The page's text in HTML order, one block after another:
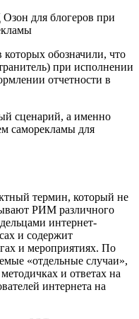
обозначили, что
при исполнении
отчетности в
сценарий, а именно
саморекламы для
термин, который не
РИМ различного
интернет-
и содержит
и мероприятиях. По
«отдельные случаи»,
и ответах на
интернета на